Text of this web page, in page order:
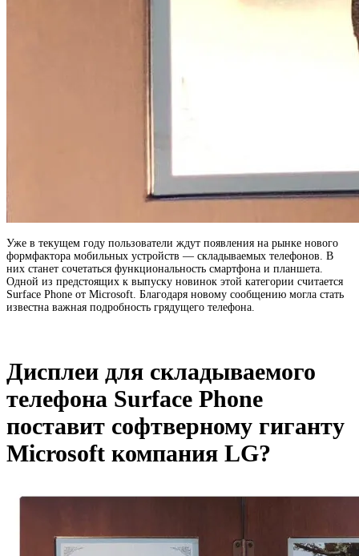
Уже в текущем году пользователи ждут появления на рынке нового
формфактора мобильных устройств — складываемых телефонов. В
них станет сочетаться функциональность смартфона и планшета.
Одной из предстоящих к выпуску новинок этой категории считается
Surface Phone от Microsoft. Благодаря новому сообщению могла стать
известна важная подробность грядущего телефона.
Дисплеи для складываемого
телефона Surface Phone
поставит софтверному гиганту
Microsoft компания LG?